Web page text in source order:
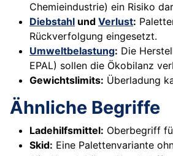
Chemieindustrie) ein Risiko
Diebstahl und Verlust:
Rückverfolgung eingesetzt.
Umweltbelastung: Die
EPAL) sollen die Ökobilanz
Gewichtslimits: Überladung
Ähnliche Begriffe
Ladehilfsmittel: Oberbegriff
Skid: Eine Palettenvariante